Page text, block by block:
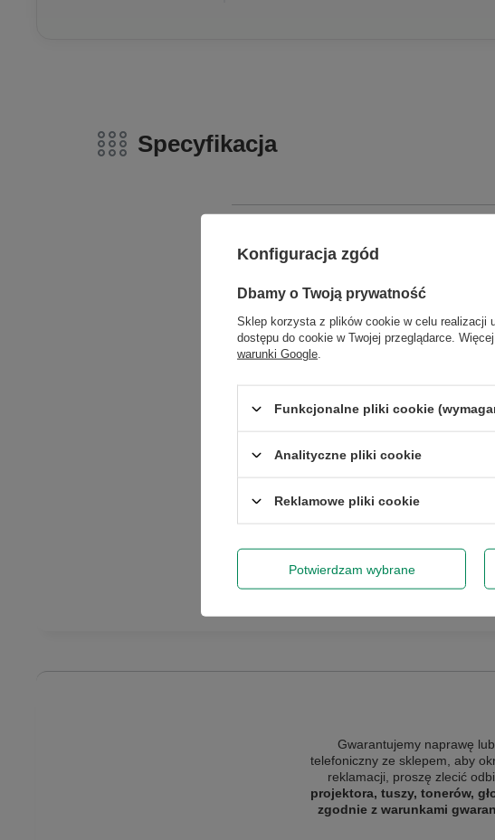
Specyfikacja
Gwarancja
Specyfikacja
Stan
Klasa
Informacje o bezpieczeństwie
Stan opakowania
Gwarantujemy naprawę
telefoniczny ze sklepem, aby
reklamacji, proszę zlecić
projektora, tuszy, tonerów,
zgodnie z warunkami
Zgarnij jako
Konfiguracja zgód
Dbamy o Twoją prywatność
Sklep korzysta z plików cookie w celu realizacji
dostępu do cookie w Twojej przeglądarce.
warunki Google
Funkcjonalne pliki cookie
Analityczne pliki cookie
Reklamowe pliki cookie
Potwierdzam wybrane